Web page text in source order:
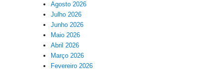
Agosto 2026
Julho 2026
Junho 2026
Maio 2026
Abril 2026
Março 2026
Fevereiro 2026